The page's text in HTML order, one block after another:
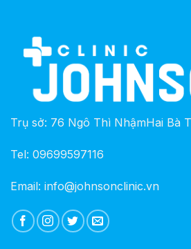
Trụ sở: 76 Ngô Thì NhậmHai Bà
Tel: 09699597116
Email: info@johnsonclinic.vn